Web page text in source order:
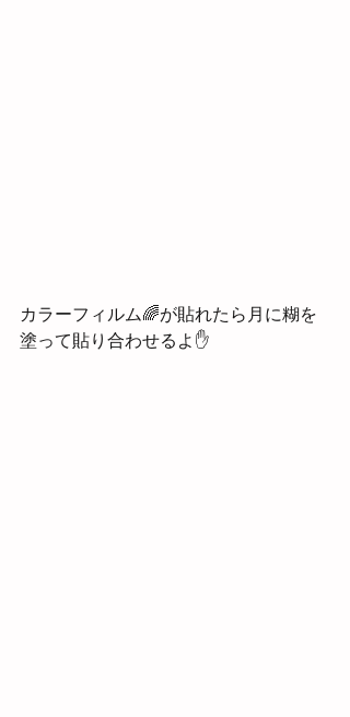
カラーフィルム🌈が貼れたら月に糊を
塗って貼り合わせるよ✋